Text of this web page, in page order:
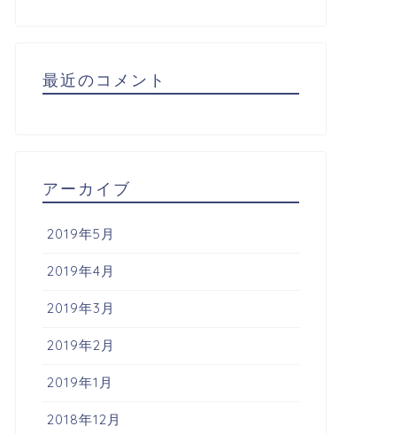
最近のコメント
アーカイブ
2019年5月
2019年4月
2019年3月
2019年2月
2019年1月
2018年12月